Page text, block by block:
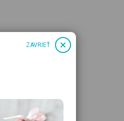
ZAVRIEŤ